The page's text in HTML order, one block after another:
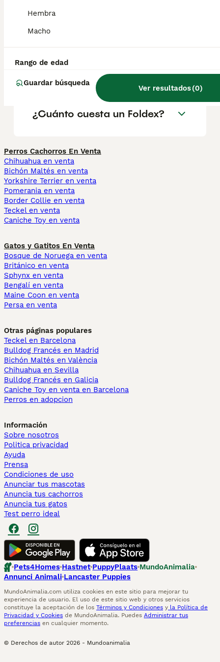
Hembra
Macho
Rango de edad
Guardar búsqueda
Ver resultados(0)
¿Son sanos los gatos
Foldex?
¿Qué características tiene la
raza de gato Foldex?
¿Cuánto cuesta un Foldex?
Perros Cachorros En Venta
Chihuahua en venta
Bichón Maltés en venta
Yorkshire Terrier en venta
Pomerania en venta
Border Collie en venta
Teckel en venta
Caniche Toy en venta
Gatos y Gatitos En Venta
Bosque de Noruega en venta
Británico en venta
Sphynx en venta
Bengalí en venta
Maine Coon en venta
Persa en venta
Otras páginas populares
Teckel en Barcelona
Bulldog Francés en Madrid
Bichón Maltés en València
Chihuahua en Sevilla
Bulldog Francés en Galicia
Caniche Toy en venta en Barcelona
Perros en adopcion
Información
Sobre nosotros
Politica privacidad
Ayuda
Prensa
Condiciones de uso
Anunciar tus mascotas
Anuncia tus cachorros
Anuncia tus gatos
Test perro ideal
Pets4Homes Hastnet PuppyPlaats MundoAnimalia
Annunci Animali Lancaster Puppies
MundoAnimalia.com utiliza cookies en este sitio para mejorar tu
experiencia de usuario. El uso de este sitio web y otros servicios
constituye la aceptación de los Términos y Condiciones y la Política de
Privacidad y Cookies de MundoAnimalia. Puedes Administrar tus
preferencias en cualquier momento.
© Derechos de autor 2026 - Mundoanimalia